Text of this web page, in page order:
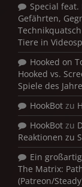
Special
Gefährten,
Technikquatsch
Tiere in
Hooked on
Hooked vs.
Spiele des
HookBot zu
HookBot zu
Reaktionen zu
Ein
The Matrix:
(Patreon/